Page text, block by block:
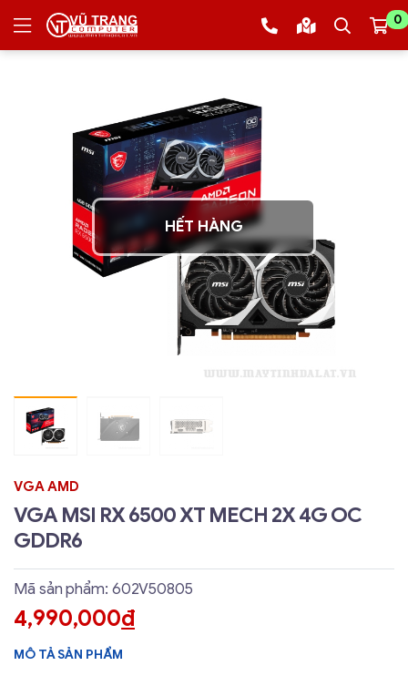
0
HẾT HÀNG
VGA AMD
VGA MSI RX 6500 XT MECH 2X 4G OC
GDDR6
Mã sản phẩm: 602V50805
4,990,000đ
MÔ TẢ SẢN PHẨM